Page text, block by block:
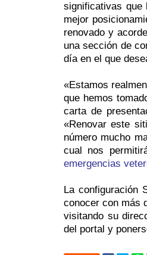
significativas que
mejor
renovado y
una sección de
día en el que
«Estamos
que hemos
carta de
«Renovar este
número mucho
cual nos
emergencias
La configuración
conocer con más
visitando su
del portal y